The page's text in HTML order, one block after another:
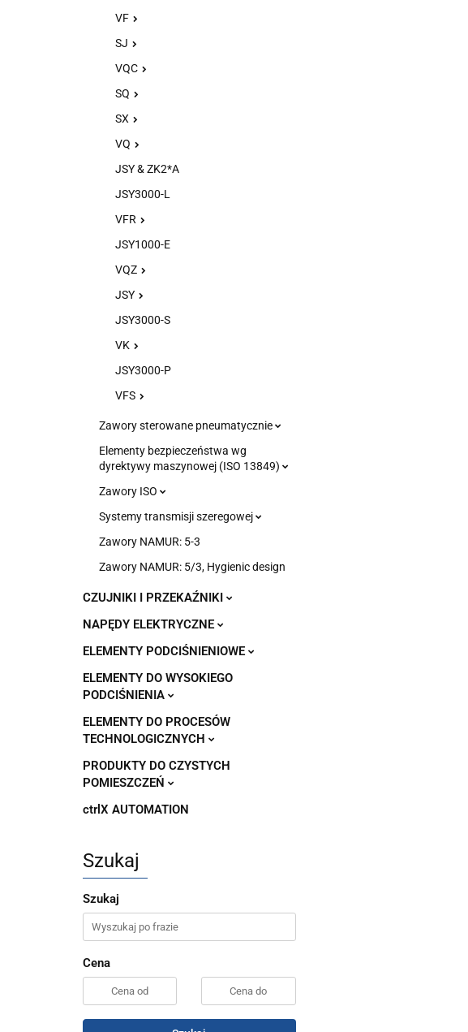
VF
SJ
VQC
SQ
SX
VQ
JSY & ZK2*A
JSY3000-L
VFR
JSY1000-E
VQZ
JSY
JSY3000-S
VK
JSY3000-P
VFS
Zawory sterowane pneumatycznie
Elementy bezpieczeństwa wg
dyrektywy maszynowej (ISO 13849)
Zawory ISO
Systemy transmisji szeregowej
Zawory NAMUR: 5-3
Zawory NAMUR: 5/3, Hygienic design
CZUJNIKI I PRZEKAŹNIKI
NAPĘDY ELEKTRYCZNE
ELEMENTY PODCIŚNIENIOWE
ELEMENTY DO WYSOKIEGO
PODCIŚNIENIA
ELEMENTY DO PROCESÓW
TECHNOLOGICZNYCH
PRODUKTY DO CZYSTYCH
POMIESZCZEŃ
ctrlX AUTOMATION
Szukaj
Szukaj
Cena